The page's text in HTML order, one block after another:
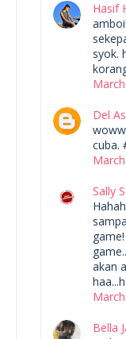
Hasif
syok.
Del
cuba.
Sally
akan
Bella